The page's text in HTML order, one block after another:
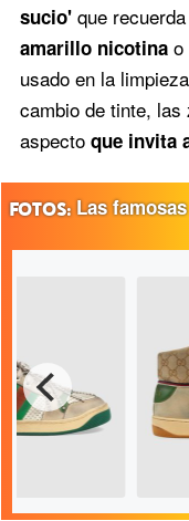
sucio'que
amarillo nicotinao
usado en la
cambio de tinte, las
aspecto que invita
Las